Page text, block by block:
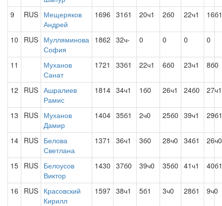
9 RUS Мещеряков
Андрей
1696 31б1 20ч1 2б0 22ч1 16б1
10 RUS Мулляминова
София
1862 32ч- 0 0 0 0
11
Муханов
Санат
1721 33б1 22ч1 6б0 23ч1 8б0
12 RUS Ашралиев
Рамис
1814 34ч1 1б0 26ч1 24б0 27ч1
13 RUS Муханов
Дамир
1404 35б1 2ч0 25б0 39ч1 29б1
14 RUS Белова
Светлана
1371 36ч1 3б0 28ч0 34б1 26ч0
15 RUS Белоусов
Виктор
1430 37б0 39ч0 35б0 41ч1 40б1
16 RUS Красовский
Кирилл
1597 38ч1 5б1 3ч0 28б1 9ч0